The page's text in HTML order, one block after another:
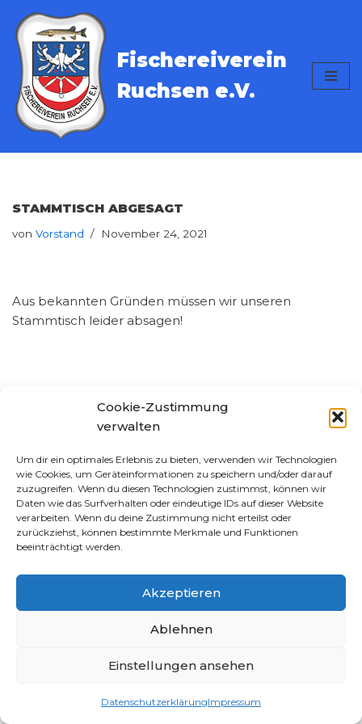
Cookie-Zustimmung
verwalten
Um dir ein optimales Erlebnis zu bieten, verwenden wir Technologien
wie Cookies, um Geräteinformationen zu speichern und/oder darauf
zuzugreifen. Wenn du diesen Technologien zustimmst, können wir
Daten wie das Surfverhalten oder eindeutige IDs auf dieser Website
verarbeiten. Wenn du deine Zustimmung nicht erteilst oder
zurückziehst, können bestimmte Merkmale und Funktionen
beeinträchtigt werden.
Akzeptieren
Ablehnen
Einstellungen ansehen
DatenschutzerklärungImpressum
Zum
Inhalt
springen
Fischereiverein
Ruchsen e.V.
STAMMTISCH ABGESAGT
von Vorstand November 24, 2021
Aus bekannten Gründen müssen wir unseren
Stammtisch leider absagen!